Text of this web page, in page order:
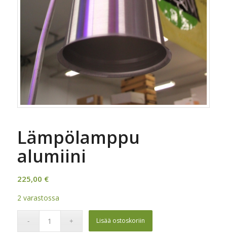
Lämpölamppu
alumiini
225,00 €
2 varastossa
Lisää ostoskoriin